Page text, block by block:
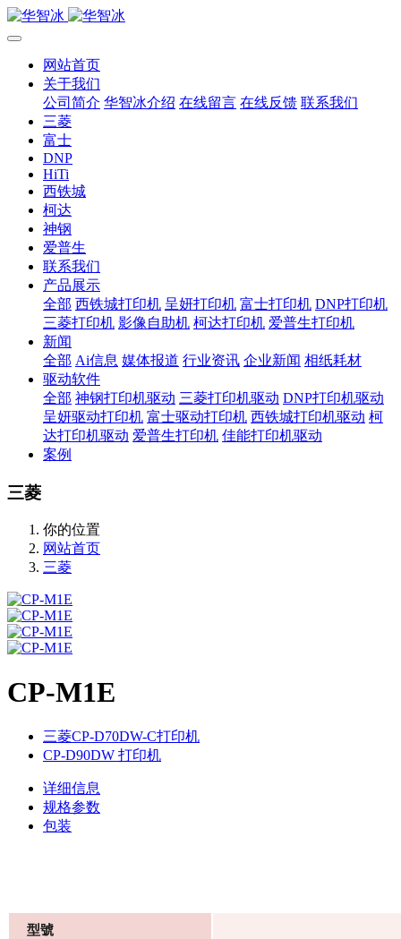
网站首页
关于我们
公司简介 华智冰介绍 在线留言 在线反馈 联系我们
三菱
富士
DNP
HiTi
西铁城
柯达
神钢
爱普生
联系我们
产品展示
全部 西铁城打印机 呈妍打印机 富士打印机 DNP打印机
三菱打印机 影像自助机 柯达打印机 爱普生打印机
新闻
全部 Ai信息 媒体报道 行业资讯 企业新闻 相纸耗材
驱动软件
全部 神钢打印机驱动 三菱打印机驱动 DNP打印机驱动
呈妍驱动打印机 富士驱动打印机 西铁城打印机驱动 柯
达打印机驱动 爱普生打印机 佳能打印机驱动
案例
三菱
你的位置
网站首页
三菱
CP-M1E
三菱CP-D70DW-C打印机
CP-D90DW 打印机
详细信息
规格参数
包装
型號